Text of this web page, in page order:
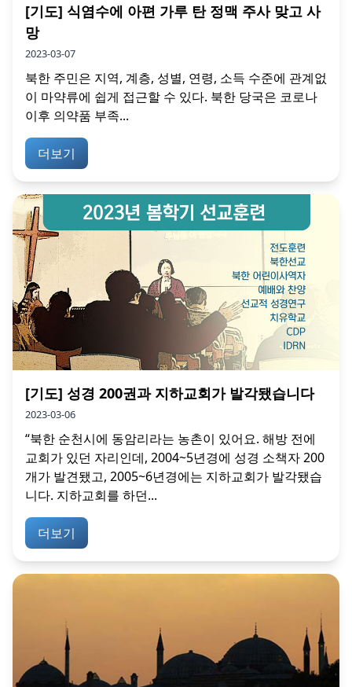
[기도] 식염수에 아편 가루 탄 정맥 주사 맞고 사
망
2023-03-07
북한 주민은 지역, 계층, 성별, 연령, 소득 수준에 관계없
이 마약류에 쉽게 접근할 수 있다. 북한 당국은 코로나
이후 의약품 부족...
더보기
[기도] 성경 200권과 지하교회가 발각됐습니다
2023-03-06
“북한 순천시에 동암리라는 농촌이 있어요. 해방 전에
교회가 있던 자리인데, 2004~5년경에 성경 소책자 200
개가 발견됐고, 2005~6년경에는 지하교회가 발각됐습
니다. 지하교회를 하던...
더보기